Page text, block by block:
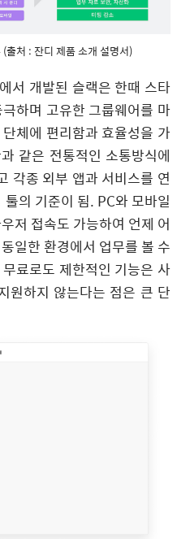
출처 : 잔디 제품 소개 설명서)
서 개발된 슬랙은 한때 스타
하며 고유한 그룹웨어를 마
체에 편리함과 효율성을 가
같은 전통적인 소통방식에
각종 외부 앱과 서비스를 연
의 기준이 됨. PC와 모바일
저 접속도 가능하여 언제 어
일한 환경에서 업무를 볼 수
료로도 제한적인 기능은 사
원하지 않는다는 점은 큰 단